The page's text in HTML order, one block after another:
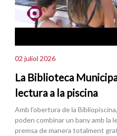
02 juliol 2026
La Biblioteca
lectura a la piscina
Amb l’obertura de la
poden combinar un bany amb la
premsa de manera totalment